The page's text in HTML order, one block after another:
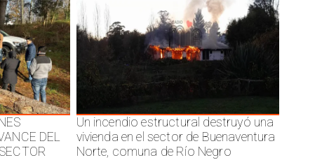
DEL
Un incendio estructural destruyó una
vivienda en el sector de Buenaventura
Norte, comuna de Río Negro